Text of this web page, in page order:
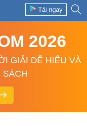
Tải ngay
2026
GIẢI DỄ HIỂU VÀ
SÁCH